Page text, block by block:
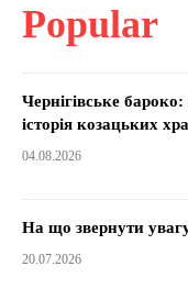
Popular
Чернігівське
історія козацьких
04.08.2026
На що звернути увагу
20.07.2026